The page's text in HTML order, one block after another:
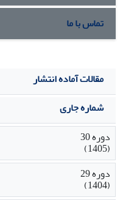
تماس با ما
مقالات آماده انتشار
شماره جاری
دوره 30
(1405)
دوره 29
(1404)